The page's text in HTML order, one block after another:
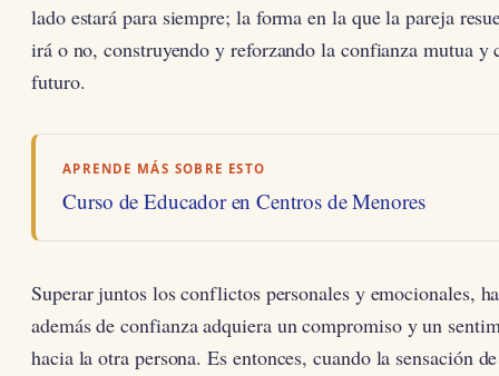
lado estará para siempre; la forma en la que la pareja
irá o no, construyendo y reforzando la confianza mutua y
futuro.
APRENDE MÁS SOBRE ESTO
Curso de Educador en Centros de Menores
Superar juntos los conflictos personales y emocionales,
además de confianza adquiera un compromiso y un
hacia la otra persona. Es entonces, cuando la sensación